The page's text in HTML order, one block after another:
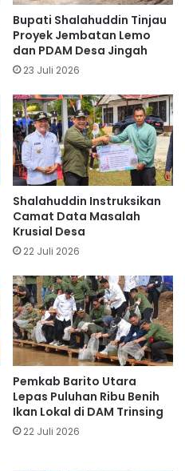
Bupati Shalahuddin Tinjau
Proyek Jembatan Lemo
dan PDAM Desa Jingah
23 Juli 2026
Shalahuddin Instruksikan
Camat Data Masalah
Krusial Desa
22 Juli 2026
Pemkab Barito Utara
Lepas Puluhan Ribu Benih
Ikan Lokal di DAM Trinsing
22 Juli 2026